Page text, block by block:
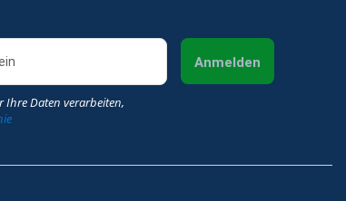
Ihre Daten verarbeiten,
Anmelden